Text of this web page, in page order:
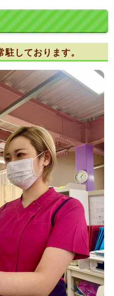
しております。